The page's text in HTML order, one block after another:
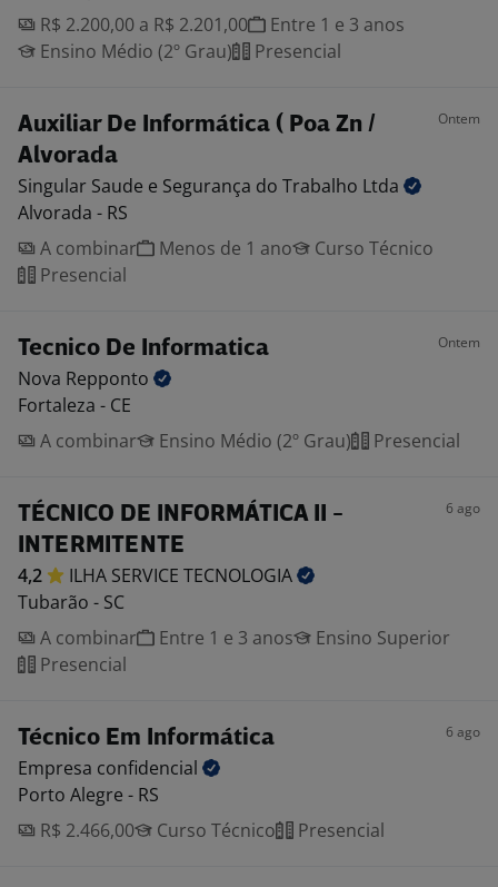
R$ 2.200,00 a R$ 2.201,00
Entre 1 e 3 anos
Ensino Médio (2º Grau)
Presencial
Auxiliar De Informática ( Poa Zn /
Alvorada
Ontem
Singular Saude e Segurança do Trabalho Ltda
Alvorada - RS
A combinar
Menos de 1 ano
Curso Técnico
Presencial
Tecnico De Informatica Ontem
Nova Repponto
Fortaleza - CE
A combinar
Ensino Médio (2º Grau) Presencial
TÉCNICO DE INFORMÁTICA II -
INTERMITENTE
6 ago
4,2 ILHA SERVICE TECNOLOGIA
Tubarão - SC
A combinar
Entre 1 e 3 anos
Ensino Superior
Presencial
Técnico Em Informática 6 ago
Empresa confidencial
Porto Alegre - RS
R$ 2.466,00
Curso Técnico Presencial